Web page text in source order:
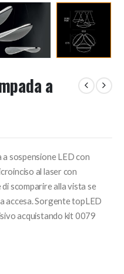
a
sospensione LED con
al laser con
scomparire alla vista se
accesa. Sorgente topLED
acquistando kit 0079